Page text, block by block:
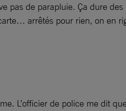
pas de parapluie. Ça dure
arrêtés pour rien, on en
L’officier de police me dit